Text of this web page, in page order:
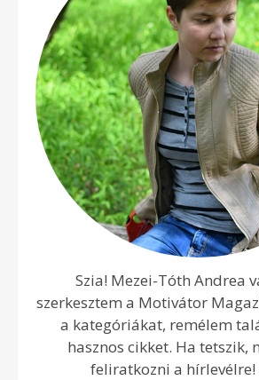
Szia! Mezei-Tóth Andrea
szerkesztem a Motivátor
a kategóriákat, remélem
hasznos cikket. Ha tetszik,
feliratkozni a hírlevélre!